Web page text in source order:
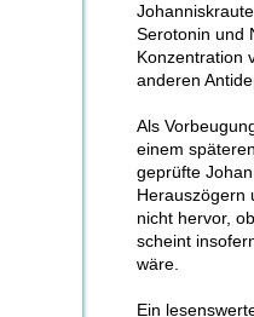
Serotonin und
Konzentration
anderen
Als
einem
geprüfte
Herauszögern
nicht hervor,
scheint
wäre.
Ein